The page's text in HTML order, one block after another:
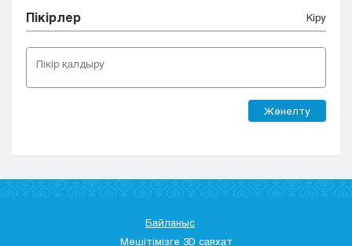
Пікірлер Кіру
Жөнелту
Байланыс
Мешітімізге 3D саяхат